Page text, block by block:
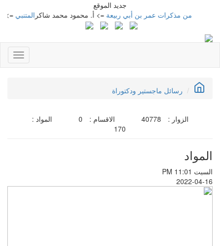
جديد الموقع
المتنبي=> أ. من مذكرات عمر بن أبي ربيعة => أ. محمود محمد شاكر
رسائل ماجستير ودكتوراة
الزوار : 40778 الاقسام : 0
المواد :
170
المواد
السبت PM 11:01
2022-04-16